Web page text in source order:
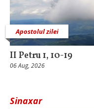
Apostolul zilei
II Petru 1, 10-19
06 Aug, 2026
Sinaxar